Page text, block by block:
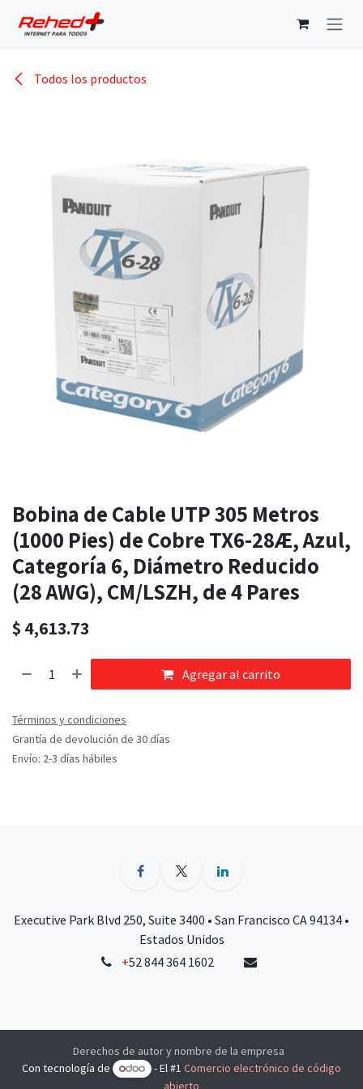
Todos los productos
Bobina de Cable UTP 305 Metros
(1000 Pies) de Cobre TX6-28Æ, Azul,
Categoría 6, Diámetro Reducido
(28 AWG), CM/LSZH, de 4 Pares
$ 4,613.73
Agregar al carrito
Términos y condiciones
Grantía de devolución de 30 días
Envío: 2-3 días hábiles
Executive Park Blvd 250, Suite 3400 • San Francisco CA 94134 •
Estados Unidos
+52 844 364 1602
Derechos de autor y nombre de la empresa
Con tecnología de
- El #1Comercio electrónico de código
abierto